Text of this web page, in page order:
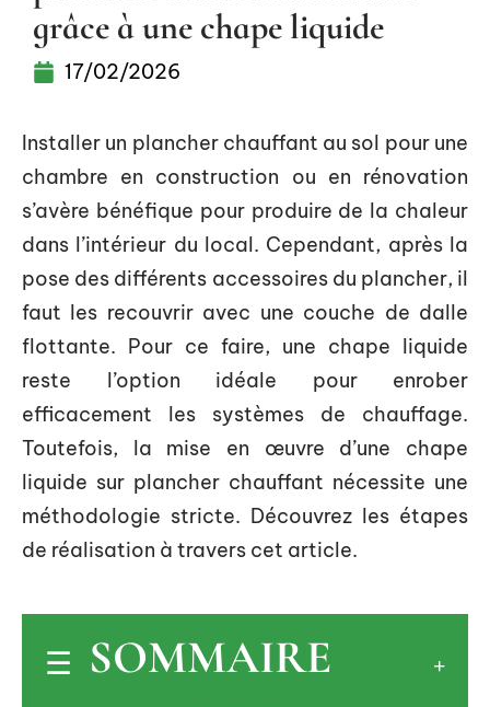
grâce à une chape liquide
17/02/2026
Installer un plancher chauffant au sol pour une
chambre en construction ou en rénovation
s’avère bénéfique pour produire de la chaleur
dans l’intérieur du local. Cependant, après la
pose des différents accessoires du plancher, il
faut les recouvrir avec une couche de dalle
flottante. Pour ce faire, une chape liquide
reste l’option idéale pour enrober
efficacement les systèmes de chauffage.
Toutefois, la mise en œuvre d’une chape
liquide sur plancher chauffant nécessite une
méthodologie stricte. Découvrez les étapes
de réalisation à travers cet article.
SOMMAIRE